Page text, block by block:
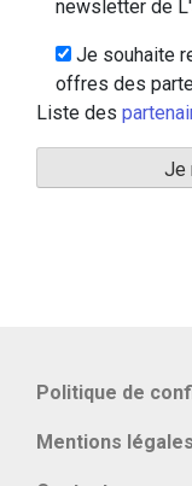
newsletter de
Je souhaite
offres des
Liste des
Politique de
Mentions légales